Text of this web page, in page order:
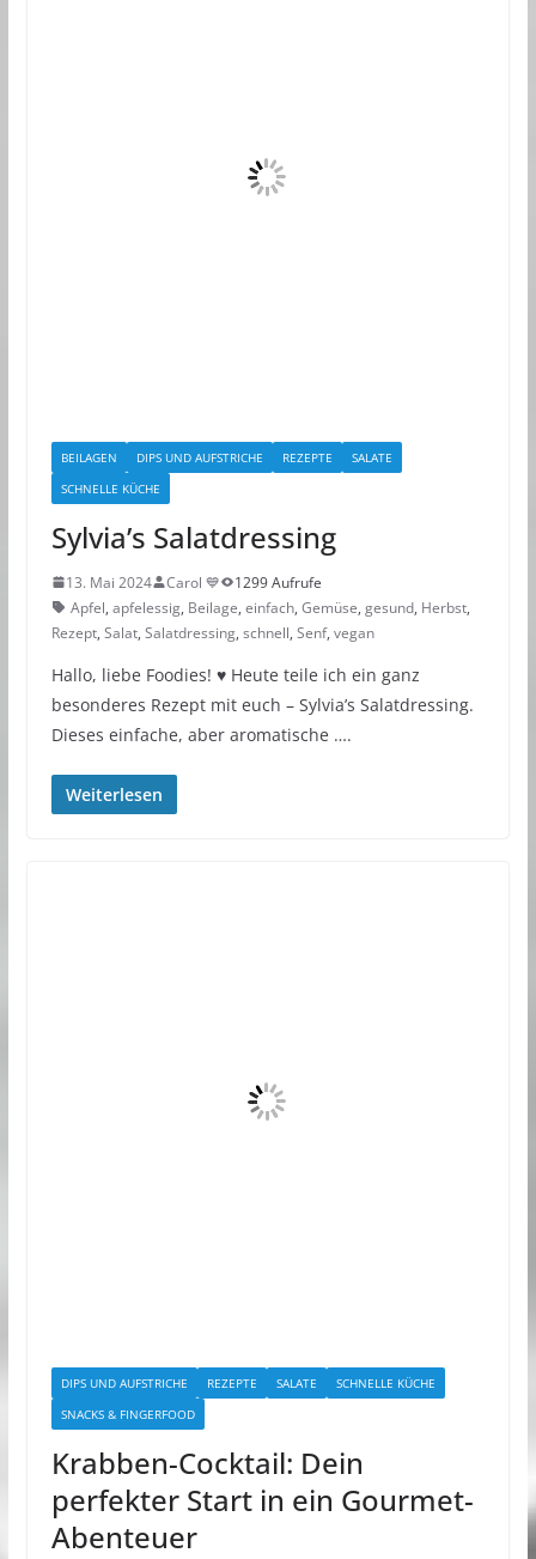
BEILAGEN DIPS UND AUFSTRICHE REZEPTE
SALATE
SCHNELLE KÜCHE
Sylvia’s Salatdressing
13. Mai 2024 Carol 💙
1299 Aufrufe
Apfel, apfelessig, Beilage, einfach, Gemüse, gesund, Herbst,
Rezept, Salat, Salatdressing, schnell, Senf, vegan
Hallo, liebe Foodies! ♥︎ Heute teile ich ein ganz
besonderes Rezept mit euch – Sylvia’s Salatdressing.
Dieses einfache, aber aromatische ….
Weiterlesen
DIPS UND AUFSTRICHE REZEPTE SALATE
SCHNELLE KÜCHE
SNACKS & FINGERFOOD
Krabben-Cocktail: Dein
perfekter Start in ein Gourmet-
Abenteuer